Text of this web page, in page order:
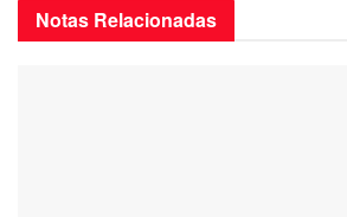
Notas Relacionadas